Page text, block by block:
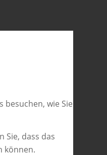
wie Sie
Sie, dass das
können.